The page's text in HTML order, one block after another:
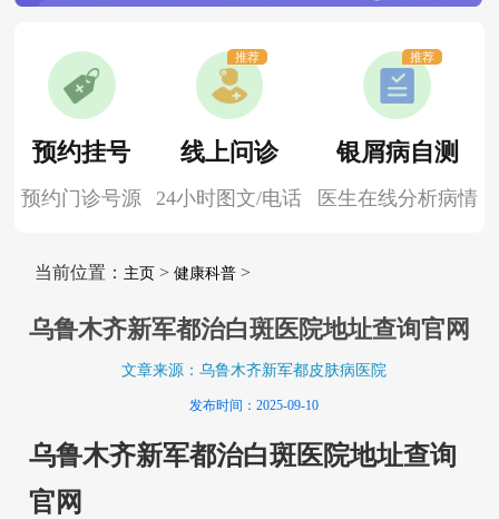
预约挂号
预约门诊号源
线上问诊
24小时图文/电话
推荐
银屑病自测
医生在线分析病情
推荐
当前位置： 主页> 健康科普>
乌鲁木齐新军都治白斑医院地址查询官网
文章来源：乌鲁木齐新军都皮肤病医院
发布时间：2025-09-10
乌鲁木齐新军都治白斑医院地址查询
官网